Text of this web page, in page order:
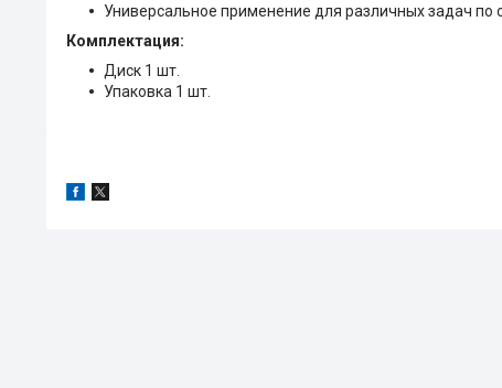
Универсальное применение для различных задач по
Комплектация:
Диск 1 шт.
Упаковка 1 шт.